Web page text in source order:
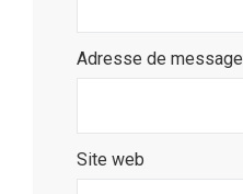
Adresse de
Site web